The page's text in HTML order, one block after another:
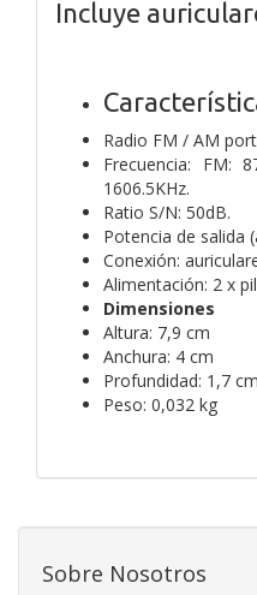
Incluye
Radio FM / AM
Frecuencia: FM:
1606.5KHz.
Ratio S/N: 50dB.
Potencia de salida
Conexión:
Alimentación: 2 x
Dimensiones
Altura: 7,9 cm
Anchura: 4 cm
Profundidad: 1,7 cm
Peso: 0,032 kg
Sobre Nosotros